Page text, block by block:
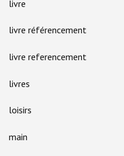
livre
livre référencement
livre referencement
livres
loisirs
main